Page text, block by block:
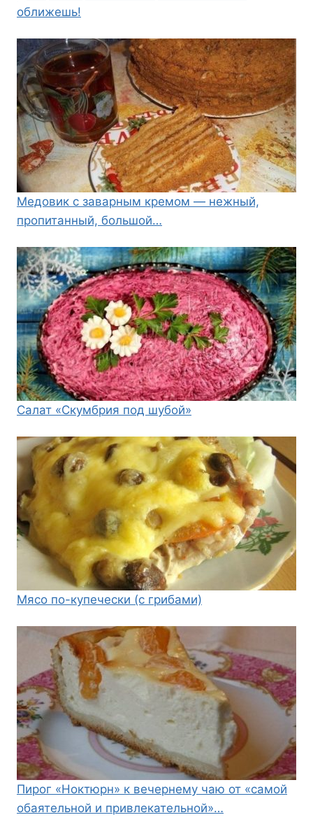
оближешь!
Медовик с заварным кремом — нежный,
пропитанный, большой…
Салат «Скумбрия под шубой»
Мясо по-купечески (с грибами)
Пирог «Ноктюрн» к вечернему чаю от «самой
обаятельной и привлекательной»…